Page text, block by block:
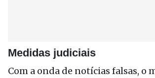
Medidas judiciais
Com a onda de notícias falsas, o